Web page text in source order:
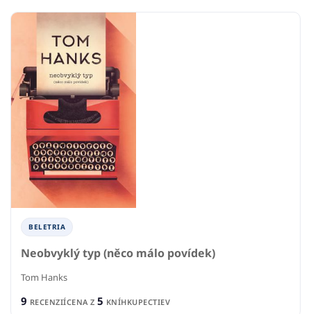
BELETRIA
Neobvyklý typ (něco málo povídek)
Tom Hanks
9 RECENZIÍCENA Z 5 KNÍHKUPECTIEV